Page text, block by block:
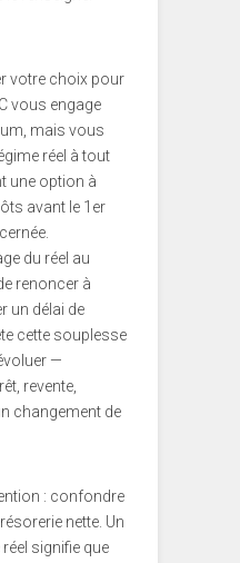
votre choix pour
vous engage
mais vous
réel à tout
une option à
avant le 1er
du réel au
renoncer à
un délai de
cette souplesse
—
revente,
changement de
: confondre
nette. Un
signifie que